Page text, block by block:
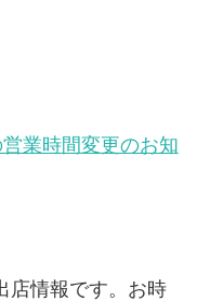
業時間変更のお知
店情報です。お時